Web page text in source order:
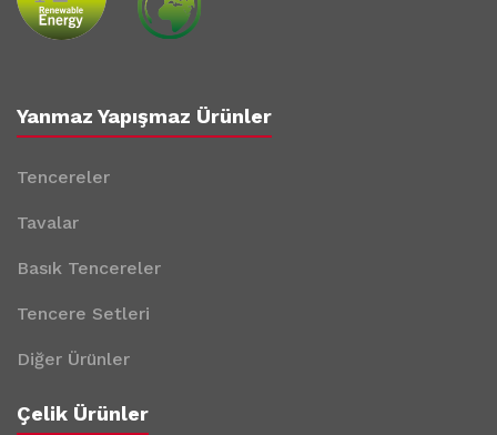
Yanmaz Yapışmaz Ürünler
Tencereler
Tavalar
Basık Tencereler
Tencere Setleri
Diğer Ürünler
Çelik Ürünler